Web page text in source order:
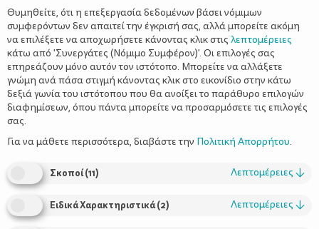
Τα πάντα για το ποδήλατο – Η
καλύτερη τεχνική για ασφαλείς
Θυμηθείτε, ότι η επεξεργασία δεδομένων βάσει νόμιμων
συμφερόντων δεν απαιτεί την έγκρισή σας, αλλά μπορείτε ακόμη
να επιλέξετε να αποχωρήσετε κάνοντας κλικ στις λεπτομέρειες
κάτω από 'Συνεργάτες (Νόμιμο Συμφέρον)'. Οι επιλογές σας
επηρεάζουν μόνο αυτόν τον ιστότοπο. Μπορείτε να αλλάξετε
γνώμη ανά πάσα στιγμή κάνοντας κλικ στο εικονίδιο στην κάτω
δεξιά γωνία του ιστότοπου που θα ανοίξει το παράθυρο επιλογών
διαφημίσεων, όπου πάντα μπορείτε να προσαρμόσετε τις επιλογές
σας.
Για να μάθετε περισσότερα, διαβάστε την Πολιτική Απορρήτου.
Σκοποί(11) Λεπτομέρειες ↓
Ειδικά Χαρακτηριστικά(2) Λεπτομέρειες ↓